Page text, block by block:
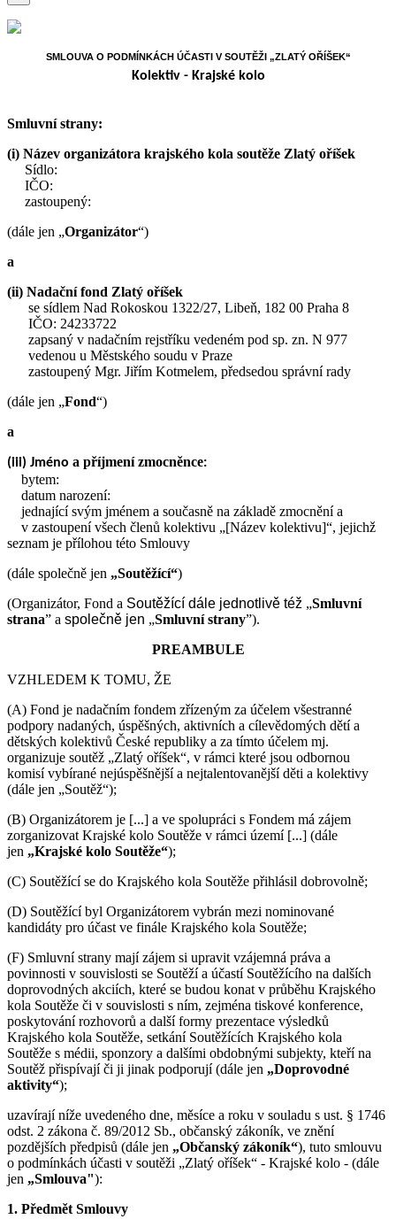
SMLOUVA O PODMÍNKÁCH ÚČASTI V SOUTĚŽI „ZLATÝ OŘÍŠEK“
Kolektiv - Krajské kolo
Smluvní strany:
(i) Název organizátora krajského kola soutěže Zlatý oříšek
Sídlo:
IČO:
zastoupený:
(dále jen „Organizátor“)
a
(ii) Nadační fond Zlatý oříšek
se sídlem Nad Rokoskou 1322/27, Libeň, 182 00 Praha 8
IČO: 24233722
zapsaný v nadačním rejstříku vedeném pod sp. zn. N 977
vedenou u Městského soudu v Praze
zastoupený Mgr. Jiřím Kotmelem, předsedou správní rady
(dále jen „Fond“)
a
(iii) Jméno a příjmení zmocněnce:
bytem:
datum narození:
jednající svým jménem a současně na základě zmocnění a
v zastoupení všech členů kolektivu „[Název kolektivu]“, jejichž
seznam je přílohou této Smlouvy
(dále společně jen „Soutěžící“)
(Organizátor, Fond a Soutěžící dále jednotlivě též „Smluvní
strana” a společně jen „Smluvní strany”).
PREAMBULE
VZHLEDEM K TOMU, ŽE
(A) Fond je nadačním fondem zřízeným za účelem všestranné
podpory nadaných, úspěšných, aktivních a cílevědomých dětí a
dětských kolektivů České republiky a za tímto účelem mj.
organizuje soutěž „Zlatý oříšek“, v rámci které jsou odbornou
komisí vybírané nejúspěšnější a nejtalentovanější děti a kolektivy
(dále jen „Soutěž“);
(B) Organizátorem je [...] a ve spolupráci s Fondem má zájem
zorganizovat Krajské kolo Soutěže v rámci území [...] (dále
jen „Krajské kolo Soutěže“);
(C) Soutěžící se do Krajského kola Soutěže přihlásil dobrovolně;
(D) Soutěžící byl Organizátorem vybrán mezi nominované
kandidáty pro účast ve finále Krajského kola Soutěže;
(F) Smluvní strany mají zájem si upravit vzájemná práva a
povinnosti v souvislosti se Soutěží a účastí Soutěžícího na dalších
doprovodných akciích, které se budou konat v průběhu Krajského
kola Soutěže či v souvislosti s ním, zejména tiskové konference,
poskytování rozhovorů a další formy prezentace výsledků
Krajského kola Soutěže, setkání Soutěžících Krajského kola
Soutěže s médii, sponzory a dalšími obdobnými subjekty, kteří na
Soutěž přispívají či ji jinak podporují (dále jen „Doprovodné
aktivity“);
uzavírají níže uvedeného dne, měsíce a roku v souladu s ust. § 1746
odst. 2 zákona č. 89/2012 Sb., občanský zákoník, ve znění
pozdějších předpisů (dále jen „Občanský zákoník“), tuto smlouvu
o podmínkách účasti v soutěži „Zlatý oříšek“ - Krajské kolo - (dále
jen „Smlouva"):
1. Předmět Smlouvy